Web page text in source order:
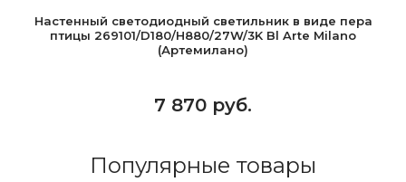
Настенный светодиодный светильник в виде пера
птицы 269101/D180/H880/27W/3K Bl Arte Milano
(Артемилано)
7 870 руб.
Популярные товары